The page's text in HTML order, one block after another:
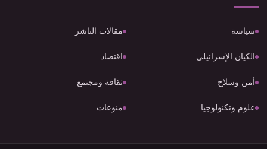
سياسة مقالات الناشر
الكيان الإسرائيلي اقتصاد
أمن وسلاح ثقافة ومجتمع
علوم وتكنولوجيا منوعات